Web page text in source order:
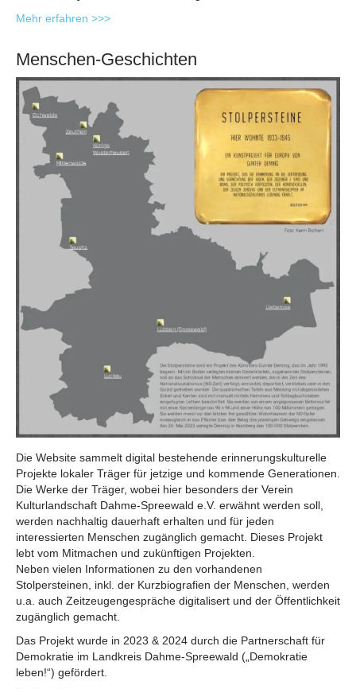
Mehr erfahren >>>
Menschen-Geschichten
Die Website sammelt digital bestehende erinnerungskulturelle
Projekte lokaler Träger für jetzige und kommende Generationen.
Die Werke der Träger, wobei hier besonders der Verein
Kulturlandschaft Dahme-Spreewald e.V. erwähnt werden soll,
werden nachhaltig dauerhaft erhalten und für jeden
interessierten Menschen zugänglich gemacht. Dieses Projekt
lebt vom Mitmachen und zukünftigen Projekten.
Neben vielen Informationen zu den vorhandenen
Stolpersteinen, inkl. der Kurzbiografien der Menschen, werden
u.a. auch Zeitzeugengespräche digitalisert und der Öffentlichkeit
zugänglich gemacht.
Das Projekt wurde in 2023 & 2024 durch die Partnerschaft für
Demokratie im Landkreis Dahme-Spreewald („Demokratie
leben!“) gefördert.